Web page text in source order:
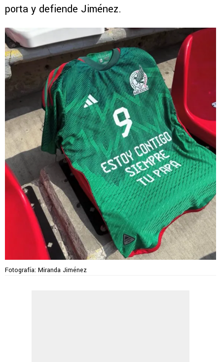
porta y defiende Jiménez.
Fotografía: Miranda Jiménez